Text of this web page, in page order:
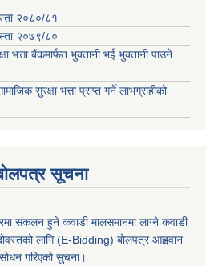
२०८०/८१
२०७९/८०
भत्ता बैंकमार्फत भुक्तानी भई भुक्तानी पाउने
सुरक्षा भत्ता प्राप्त गर्ने लाभग्राहीको
सूचना
संकलन हुने कवाडी मालसमानमा लाग्ने कवाडी
लागि (E-Bidding) बोलपत्र आह्ववान
गरिएको सुचना।